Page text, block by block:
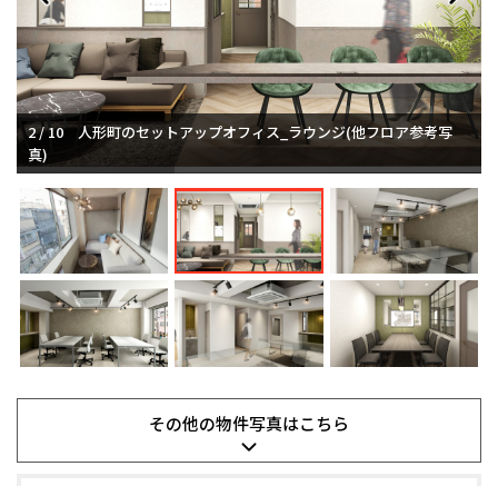
2 / 10 人形町のセットアップオフィス_ラウンジ(他フロア参考写
真)
その他の物件写真はこちら